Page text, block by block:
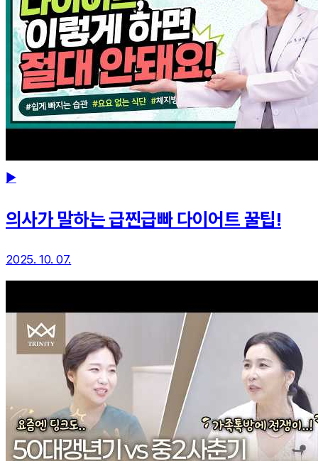
▶
의사가 말하는 급찐급빠 다이어트 꿀팁!
2025. 10. 07.